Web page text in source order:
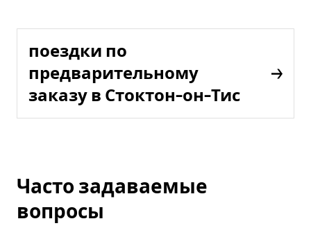
поездки по
предварительному
заказу в Стоктон-он-Тис
Часто задаваемые
вопросы